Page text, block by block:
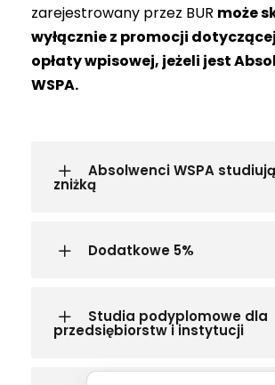
zarejestrowany przez BUR może
wyłącznie z promocji
opłaty wpisowej, jeżeli jest
WSPA.
Absolwenci WSPA studiują
zniżką
Dodatkowe 5%
Studia podyplomowe dla
przedsiębiorstw i instytucji